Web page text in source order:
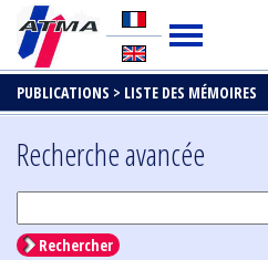
PUBLICATIONS > LISTE DES MÉMOIRES
Recherche avancée
Rechercher